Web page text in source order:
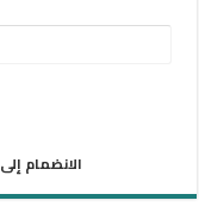
الانضمام إلى 27.6 من آلاف المشتركين